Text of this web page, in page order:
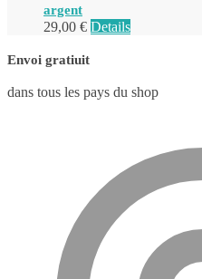
argent
29,00 € Details
Envoi gratiuit
dans tous les pays du shop